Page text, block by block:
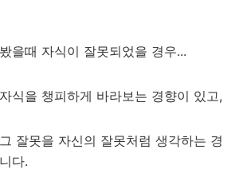
을때 자식이 잘못되었을 경우...
식을 챙피하게 바라보는 경향이 있고,
잘못을 자신의 잘못처럼 생각하는 경
다.